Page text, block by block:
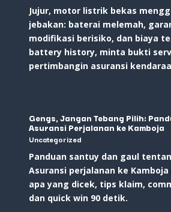
Jujur, motor listrik bekas
jebakan: baterai melemah,
modifikasi berisiko, dan biaya
battery history, minta bukti
pertimbangin asuransi
Gengs, Jangan Tebang Pilih:
Asuransi Perjalanan ke Kamboja
Uncategorized
Panduan santuy dan gaul
Asuransi perjalanan ke
apa yang dicek, tips klaim,
dan quick win 90 detik.